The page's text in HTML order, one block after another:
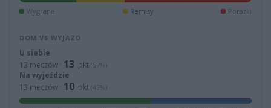
Wygrane Remisy Porażki
DOM VS WYJAZD
U siebie
13 meczów · 13 pkt (57%)
Na wyjeździe
13 meczów · 10 pkt (43%)